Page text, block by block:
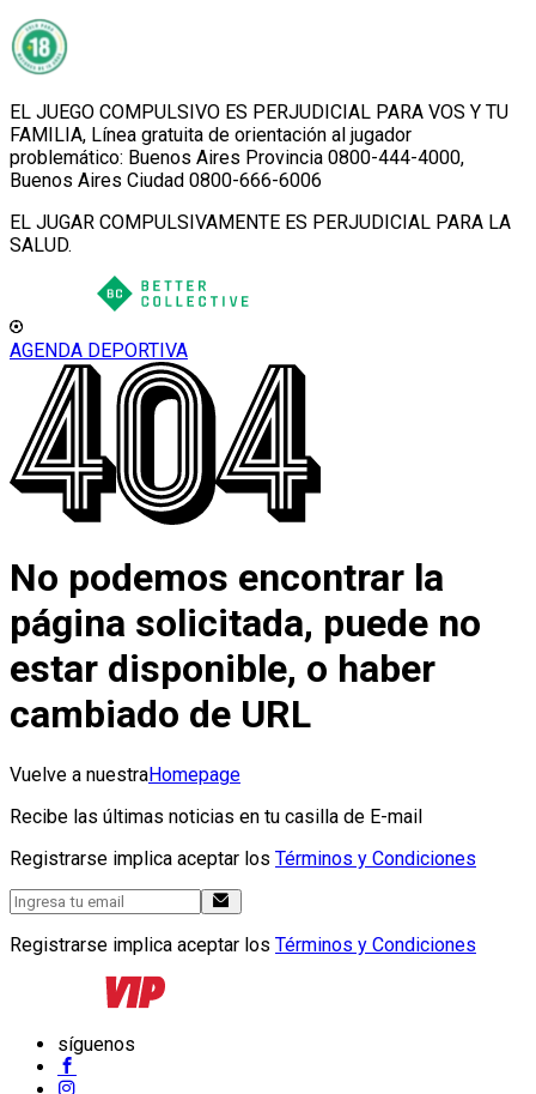
EL JUEGO COMPULSIVO ES PERJUDICIAL PARA VOS Y TU
FAMILIA, Línea gratuita de orientación al jugador
problemático: Buenos Aires Provincia 0800-444-4000,
Buenos Aires Ciudad 0800-666-6006
EL JUGAR COMPULSIVAMENTE ES PERJUDICIAL PARA LA
SALUD.
AGENDA DEPORTIVA
No podemos encontrar la
página solicitada, puede no
estar disponible, o haber
cambiado de URL
Vuelve a nuestraHomepage
Recibe las últimas noticias en tu casilla de E-mail
Registrarse implica aceptar los Términos y Condiciones
Registrarse implica aceptar los Términos y Condiciones
síguenos